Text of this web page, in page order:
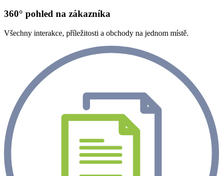
360° pohled na zákazníka
Všechny interakce, příležitosti a obchody na jednom místě.